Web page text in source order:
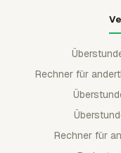
Rechner für
Rechner für